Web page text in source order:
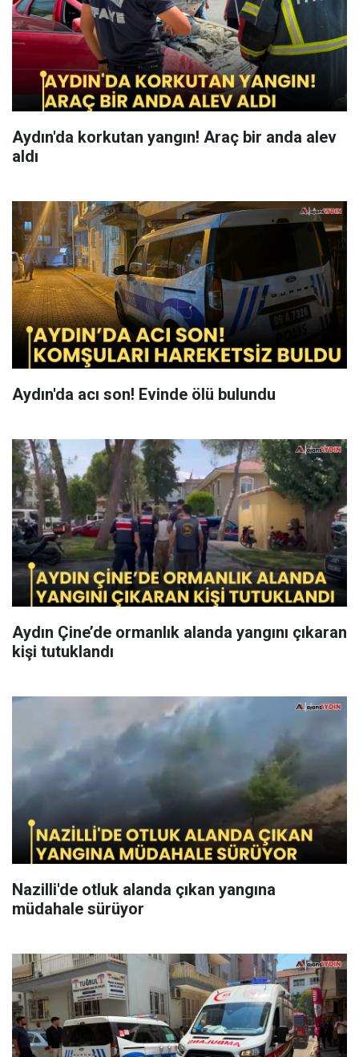
Aydın'da korkutan yangın! Araç bir anda alev
aldı
Aydın'da acı son! Evinde ölü bulundu
Aydın Çine’de ormanlık alanda yangını çıkaran
kişi tutuklandı
Nazilli'de otluk alanda çıkan yangına
müdahale sürüyor